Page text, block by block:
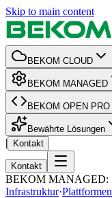
Skip to main content
BEKOM CLOUD
BEKOM MANAGED
BEKOM OPEN PRO
Bewährte Lösungen
| Kontakt
Kontakt
BEKOM MANAGED:
Infrastruktur·Plattformen